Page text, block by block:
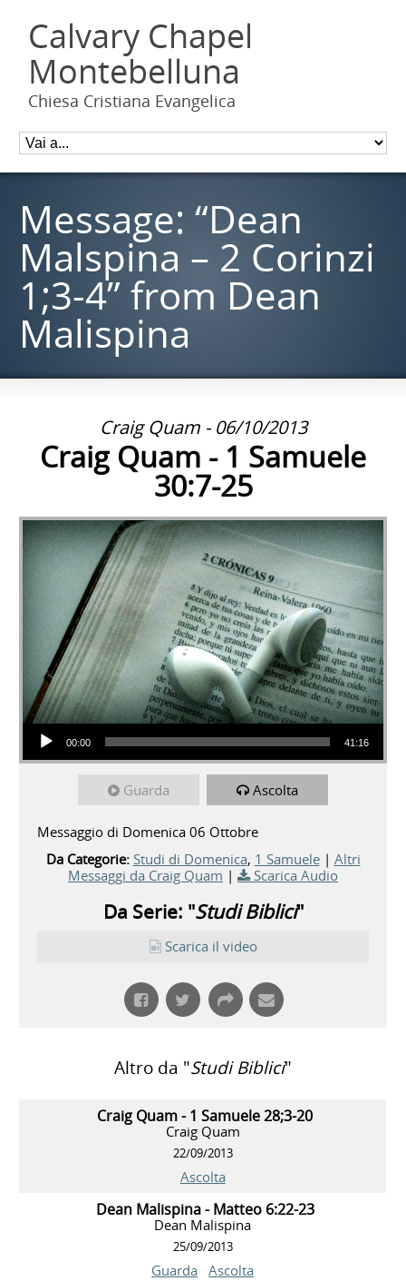
Calvary Chapel
Montebelluna
Chiesa Cristiana Evangelica
Message: “Dean
Malspina – 2 Corinzi
1;3-4” from Dean
Malispina
Craig Quam - 06/10/2013
Craig Quam - 1 Samuele
30:7-25
Audio Player
00:00 41:16
Guarda Ascolta
Messaggio di Domenica 06 Ottobre
Da Categorie: Studi di Domenica, 1 Samuele| Altri
Messaggi da Craig Quam | Scarica Audio
Da Serie: "Studi Biblici"
Scarica il video
Altro da "Studi Biblici"
Craig Quam - 1 Samuele 28;3-20
Craig Quam
22/09/2013
Ascolta
Dean Malispina - Matteo 6:22-23
Dean Malispina
25/09/2013
Guarda Ascolta